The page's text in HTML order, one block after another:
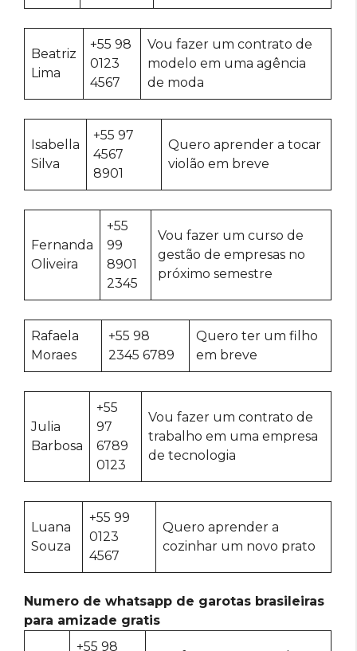
Beatriz
Lima
+55 98
0123
4567
Vou fazer um contrato de
modelo em uma agência
de moda
Isabella
Silva
+55 97
4567
8901
Quero aprender a tocar
violão em breve
Fernanda
Oliveira
+55
99
8901
2345
Vou fazer um curso de
gestão de empresas no
próximo semestre
Rafaela
Moraes
+55 98
2345 6789
Quero ter um filho
em breve
Julia
Barbosa
+55
97
6789
0123
Vou fazer um contrato de
trabalho em uma empresa
de tecnologia
Luana
Souza
+55 99
0123
4567
Quero aprender a
cozinhar um novo prato
Numero de whatsapp de garotas brasileiras
para amizade gratis
+55 98